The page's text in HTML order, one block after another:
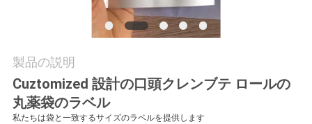
な
さ
い
製品の説明
Cuztomized 設計の口頭クレンブテ ロールの
丸薬袋のラベル
私たちは袋と一致するサイズのラベルを提供します